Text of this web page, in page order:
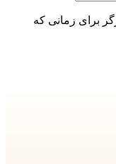
برای زمانی که